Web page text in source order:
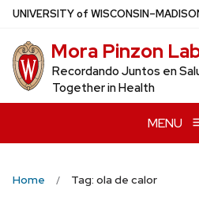
Skip
main
content
UNIVERSITYof WISCONSIN
Mora Pinzon
Recordando Juntos en
Together in Health
MENU
Home Tag: ola de calor